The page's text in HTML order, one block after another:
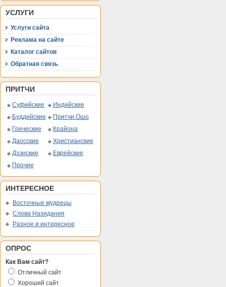
УСЛУГИ
Услуги сайта
Реклама на сайте
Каталог сайтов
Обратная связь
ПРИТЧИ
Суфийские
Индийские
Буддийские
Притчи Ошо
Греческие
Крайона
Даосские
Христианские
Дзэнские
Еврейские
Прочие
ИНТЕРЕСНОЕ
Восточные мудрецы
Слова Назидания
Разное и интересное
ОПРОС
Как Вам сайт?
Отличный сайт
Хороший сайт